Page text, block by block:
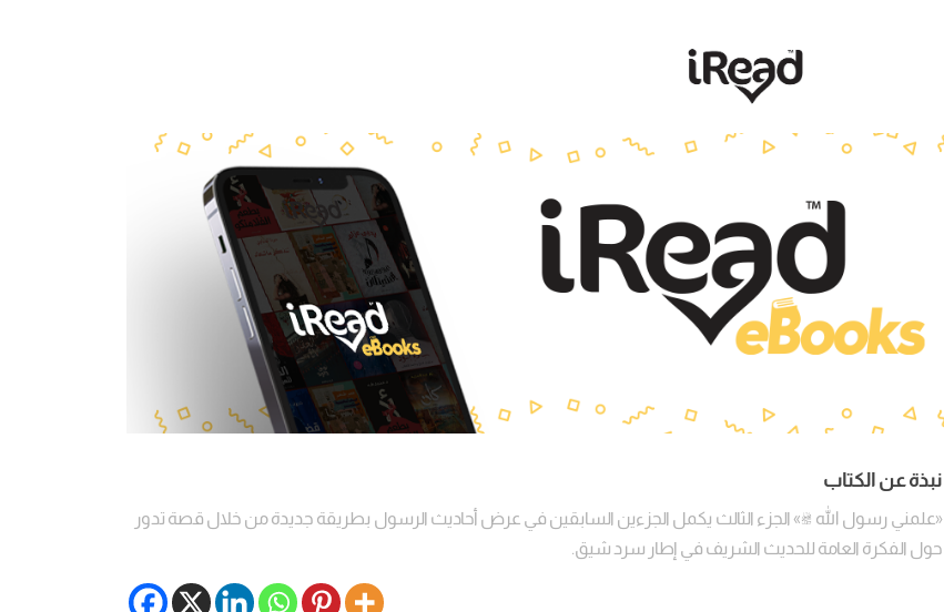
نبذة عن الكتاب
«علمني رسول الله ﷺ» الجزء الثالث يكمل الجزءين السابقين في عرض أحاديث الرسول بطريقة جديدة من خلال قصة تدور
حول الفكرة العامة للحديث الشريف في إطار سرد شيق.